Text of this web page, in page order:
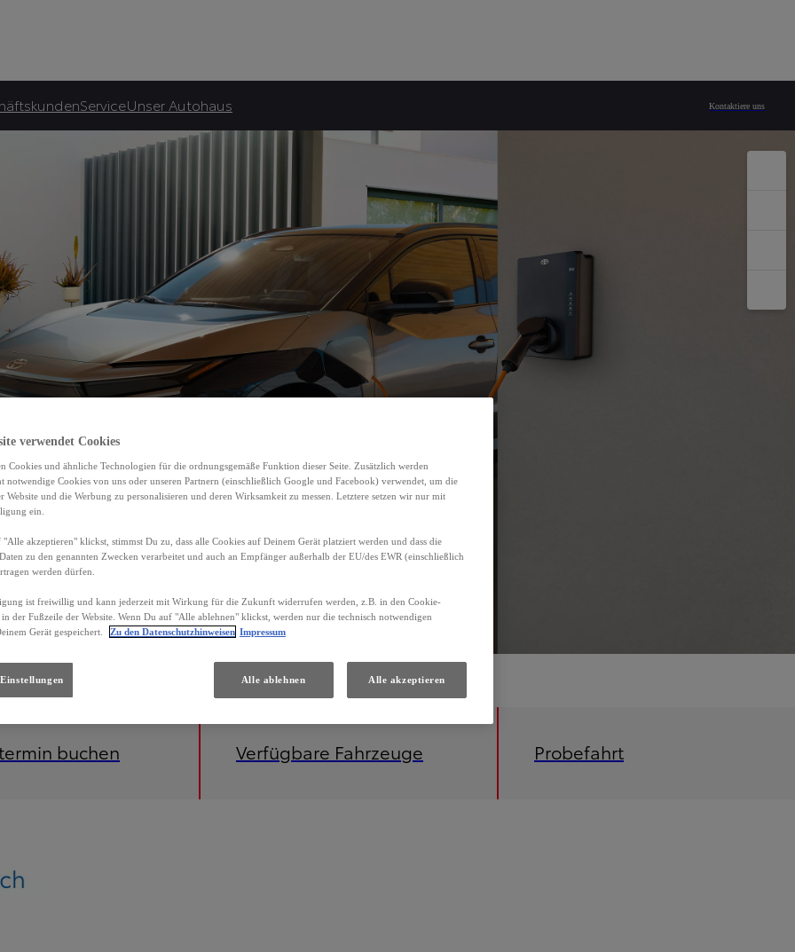
ServiceUnser Autohaus Kontaktiere uns
buchen Verfügbare Fahrzeuge Probefahrt
verwendet Cookies
Cookies und ähnliche Technologien für die ordnungsgemäße Funktion dieser Seite. Zusätzlich werden
notwendige Cookies von uns oder unseren Partnern (einschließlich Google und Facebook) verwendet, um die
Website und die Werbung zu personalisieren und deren Wirksamkeit zu messen. Letztere setzen wir nur mit
ein.
akzeptieren" klickst, stimmst Du zu, dass alle Cookies auf Deinem Gerät platziert werden und dass die
zu den genannten Zwecken verarbeitet und auch an Empfänger außerhalb der EU/des EWR (einschließlich
werden dürfen.
ist freiwillig und kann jederzeit mit Wirkung für die Zukunft widerrufen werden, z.B. in den Cookie-
der Fußzeile der Website. Wenn Du auf "Alle ablehnen" klickst, werden nur die technisch notwendigen
Gerät gespeichert.
Zu den Datenschutzhinweisen Impressum
Alle ablehnen Alle akzeptieren